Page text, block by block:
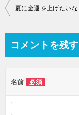
コメントを残す
名前 必須